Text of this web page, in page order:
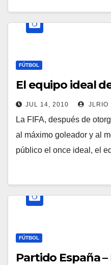
FÚTBOL
El equipo ideal
JUL 14, 2010 JLRIO
La FIFA, después de
al máximo goleador y al
público el once ideal, el
FÚTBOL
Partido España